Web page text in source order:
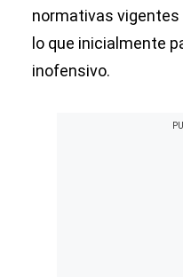
normativas
lo que inicialmente
inofensivo.